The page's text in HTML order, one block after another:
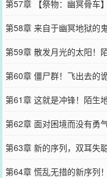
第57章 【祭物：幽冥骨车
第58章 来自于幽冥地狱的鬼
第59章 散发月光的太阳！
第60章 僵尸群！飞出去的诡
第61章 这就是冲锋！陌生
第62章 面对困境而没有勇
第63章 新的序列，双耳失
第64章 慌乱无措的新序列